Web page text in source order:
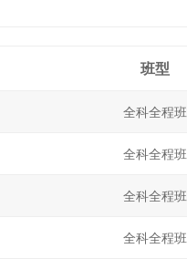
班型
全科全程班
全科全程班
全科全程班
全科全程班